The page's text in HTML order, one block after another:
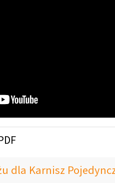
dla Karnisz